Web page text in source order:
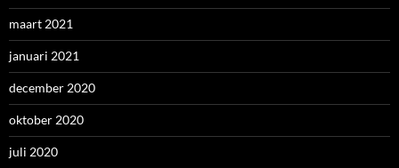
maart 2021
januari 2021
december 2020
oktober 2020
juli 2020